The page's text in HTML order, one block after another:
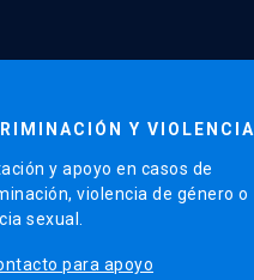
Y VIOLENCIA
y apoyo en casos de
violencia de género o
sexual.
para apoyo